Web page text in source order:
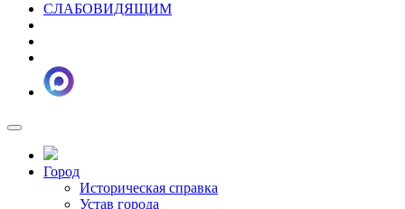
СЛАБОВИДЯЩИМ
Город
Историческая справка
Устав города